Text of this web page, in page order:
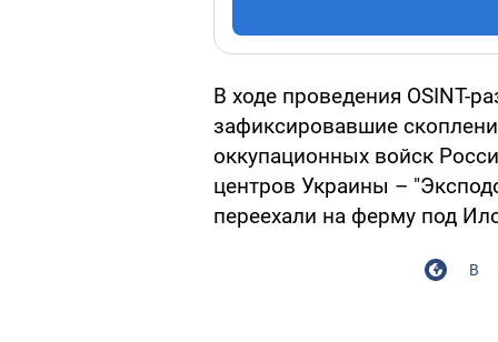
В ходе проведения OSINT-
зафиксировавшие
оккупационных войск
центров Украины –
переехали на ферму под